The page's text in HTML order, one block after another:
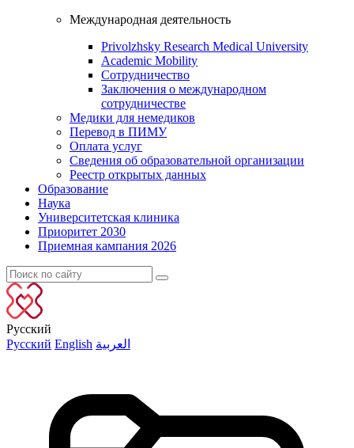
Международная деятельность
Privolzhsky Research Medical University
Academic Mobility
Сотрудничество
Заключения о международном
сотрудничестве
Медики для немедиков
Перевод в ПИМУ
Оплата услуг
Сведения об образовательной организации
Реестр открытых данных
Образование
Наука
Университетская клиника
Приоритет 2030
Приемная кампания 2026
Русский
Русский English العربية